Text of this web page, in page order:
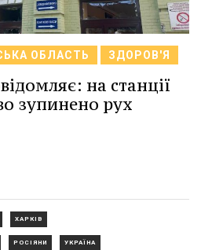
ОБЛАСТЬ ЗДОРОВ'Я
на станції
зупинено рух
ХАРКІВ
РОСІЯНИ УКРАЇНА